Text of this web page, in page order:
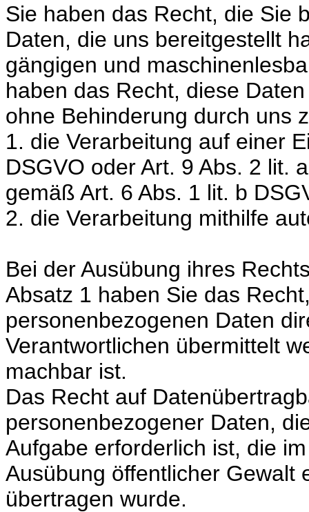
Sie haben das Recht, die Sie
Daten, die uns bereitgestellt
gängigen und
haben das Recht, diese
ohne Behinderung durch uns
1. die Verarbeitung auf einer
DSGVO oder Art. 9 Abs. 2 lit.
gemäß Art. 6 Abs. 1 lit. b
2. die Verarbeitung mithilfe
Bei der Ausübung ihres
Absatz 1 haben Sie das
personenbezogenen Daten
Verantwortlichen übermittelt
machbar ist.
Das Recht auf
personenbezogener Daten,
Aufgabe erforderlich ist, die
Ausübung öffentlicher Gewalt
übertragen wurde.